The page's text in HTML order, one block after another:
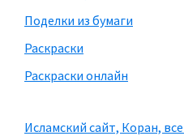
Поделки из бумаги
Раскраски
Раскраски онлайн
Исламский сайт, Коран,